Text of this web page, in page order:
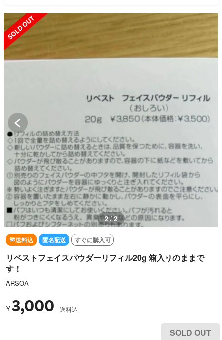
SOLD OUT
1 / 2
送料込 匿名配送 すぐに購入可
リベストフェイスパウダーリフィル20g 箱入りのままで
す！
ARSOA
¥3,000 送料込
SOLD OUT